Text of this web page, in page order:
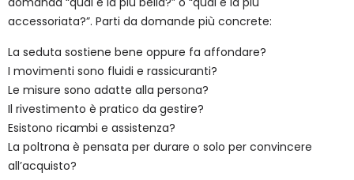
accessoriata?”. Parti da domande più concrete:
La seduta sostiene bene oppure fa affondare?
I movimenti sono fluidi e rassicuranti?
Le misure sono adatte alla persona?
Il rivestimento è pratico da gestire?
Esistono ricambi e assistenza?
La poltrona è pensata per durare o solo per convincere
all’acquisto?